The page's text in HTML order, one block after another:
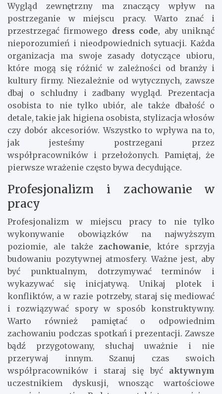
Wygląd zewnętrzny ma znaczący wpływ na
postrzeganie w miejscu pracy. Warto znać i
przestrzegać firmowego dress code, aby uniknąć
nieporozumień i nieodpowiednich sytuacji. Każda
organizacja ma swoje zasady dotyczące ubioru,
które mogą się różnić w zależności od branży i
kultury firmy. Niezależnie od wytycznych, zawsze
dbaj o schludny i zadbany wygląd. Prezentacja
osobista to nie tylko ubiór, ale także dbałość o
detale, takie jak higiena osobista, stylizacja włosów
czy dobór akcesoriów. Wszystko to wpływa na to,
jak jesteśmy postrzegani przez
współpracowników i przełożonych. Pamiętaj, że
pierwsze wrażenie często bywa decydujące.
Profesjonalizm i zachowanie w
pracy
Profesjonalizm w miejscu pracy to nie tylko
wykonywanie obowiązków na najwyższym
poziomie, ale takżezachowanie, które sprzyja
budowaniu pozytywnej atmosfery. Ważne jest, aby
być punktualnym, dotrzymywać terminów i
wykazywać się inicjatywą. Unikaj plotek i
konfliktów, a w razie potrzeby, staraj się mediować
i rozwiązywać spory w sposób konstruktywny.
Warto również pamiętać o odpowiednim
zachowaniu podczas spotkań i prezentacji. Zawsze
bądź przygotowany, słuchaj uważnie i nie
przerywaj innym. Szanuj czas swoich
współpracowników i staraj się być aktywnym
uczestnikiem dyskusji, wnosząc wartościowe